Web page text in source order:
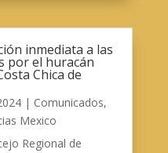
inmediata a las
por el huracán
Chica de
| Comunicados,
Mexico
Regional de